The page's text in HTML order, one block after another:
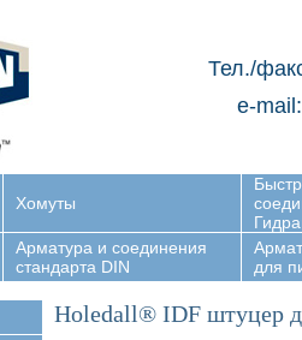
Хомуты
Арматура и соединения
стандарта DIN
для
Тел./
e-
Holedall® IDF штуцер